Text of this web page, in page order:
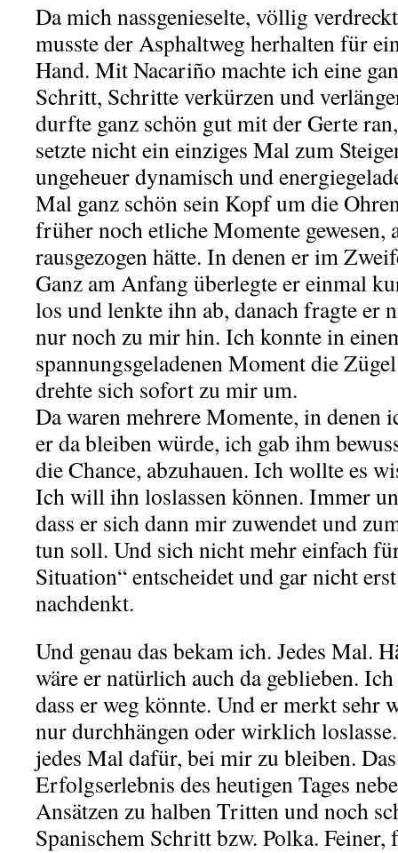
Da mich nassgenieselte, völlig
musste der Asphaltweg herhalten für
Hand. Mit Nacariño machte ich eine
Schritt, Schritte verkürzen und
durfte ganz schön gut mit der Gerte
setzte nicht ein einziges Mal zum
ungeheuer dynamisch und
Mal ganz schön sein Kopf um die
früher noch etliche Momente gewesen,
rausgezogen hätte. In denen er im
Ganz am Anfang überlegte er einmal
los und lenkte ihn ab, danach fragte er
nur noch zu mir hin. Ich konnte in
spannungsgeladenen Moment die
drehte sich sofort zu mir um.
Da waren mehrere Momente, in denen
er da bleiben würde, ich gab ihm
die Chance, abzuhauen. Ich wollte es
Ich will ihn loslassen können. Immer
dass er sich dann mir zuwendet und
tun soll. Und sich nicht mehr einfach
Situation“ entscheidet und gar nicht
nachdenkt.
Und genau das bekam ich. Jedes Mal.
wäre er natürlich auch da geblieben.
dass er weg könnte. Und er merkt sehr
nur durchhängen oder wirklich
jedes Mal dafür, bei mir zu bleiben.
Erfolgserlebnis des heutigen Tages
Ansätzen zu halben Tritten und noch
Spanischem Schritt bzw. Polka. Feiner,